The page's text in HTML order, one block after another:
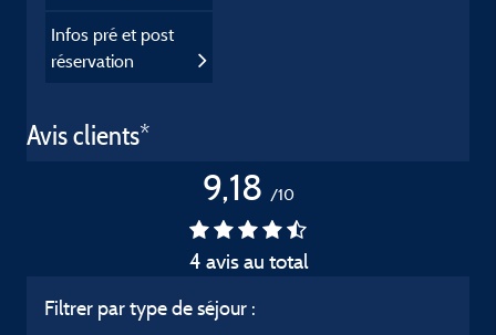
Infos pré et post
réservation
Avis clients*
9,18 /10
4 avis au total
Filtrer par type de séjour :